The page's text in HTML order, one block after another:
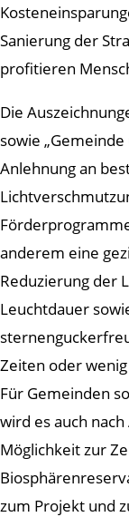
Sanierung der
profitieren
Die
sowie
Anlehnung an
anderem eine
Reduzierung der
Leuchtdauer
Zeiten oder
Für Gemeinden
wird es auch
Möglichkeit zur
zum Projekt und